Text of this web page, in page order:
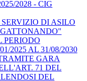
2028 - CIG
DI ASILO
PERIODO
2025 AL 31/08/2030
GARA
71 DEL
DEL